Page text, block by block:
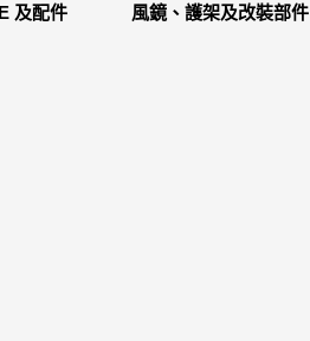
及配件 風鏡、護架及改裝部件